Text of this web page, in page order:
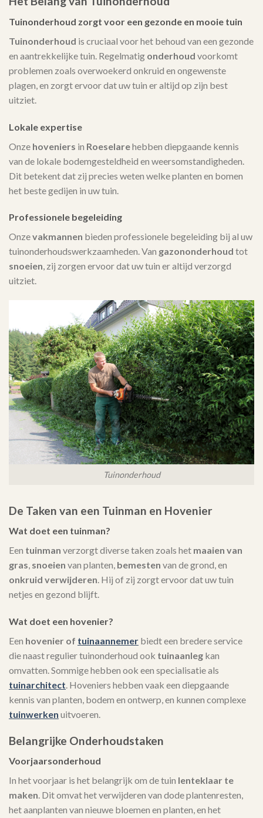
Tuinonderhoud zorgt voor een gezonde en mooie tuin
Tuinonderhoud is cruciaal voor het behoud van een gezonde
en aantrekkelijke tuin. Regelmatig onderhoud voorkomt
problemen zoals overwoekerd onkruid en ongewenste
plagen, en zorgt ervoor dat uw tuin er altijd op zijn best
uitziet.
Lokale expertise
Onze hoveniers in Roeselarehebben diepgaande kennis
van de lokale bodemgesteldheid en weersomstandigheden.
Dit betekent dat zij precies weten welke planten en bomen
het beste gedijen in uw tuin.
Professionele begeleiding
Onzevakmannen bieden professionele begeleiding bij al uw
tuinonderhoudswerkzaamheden. Van gazononderhoud tot
snoeien, zij zorgen ervoor dat uw tuin er altijd verzorgd
uitziet.
Tuinonderhoud
De Taken van een Tuinman en Hovenier
Wat doet een tuinman?
Een tuinman verzorgt diverse taken zoals het maaien van
gras, snoeien van planten, bemesten van de grond, en
onkruid verwijderen. Hij of zij zorgt ervoor dat uw tuin
netjes en gezond blijft.
Wat doet een hovenier?
Een hovenier of tuinaannemer biedt een bredere service
die naast regulier tuinonderhoud ook tuinaanleg kan
omvatten. Sommige hebben ook een specialisatie als
tuinarchitect. Hoveniers hebben vaak een diepgaande
kennis van planten, bodem en ontwerp, en kunnen complexe
tuinwerken uitvoeren.
Belangrijke Onderhoudstaken
Voorjaarsonderhoud
In het voorjaar is het belangrijk om de tuin lenteklaar te
maken. Dit omvat het verwijderen van dode plantenresten,
het aanplanten van nieuwe bloemen en planten, en het